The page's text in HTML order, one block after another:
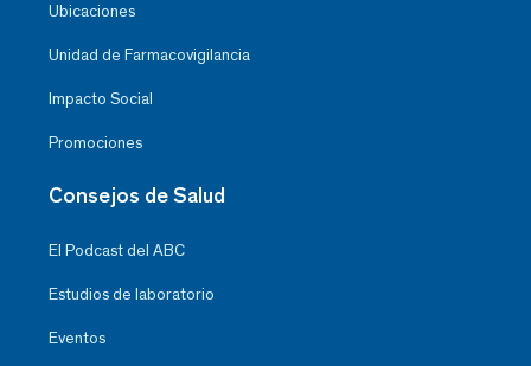
Ubicaciones
Unidad de Farmacovigilancia
Impacto Social
Promociones
Consejos de Salud
El Podcast del ABC
Estudios de laboratorio
Eventos